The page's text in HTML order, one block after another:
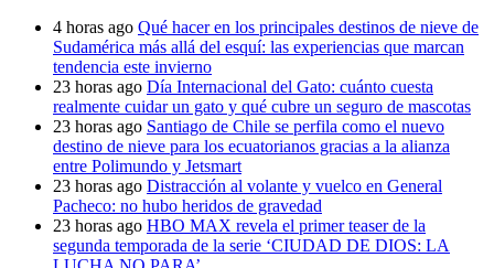
4 horas ago Qué hacer en los principales destinos de nieve de
Sudamérica más allá del esquí: las experiencias que marcan
tendencia este invierno
23 horas ago Día Internacional del Gato: cuánto cuesta
realmente cuidar un gato y qué cubre un seguro de mascotas
23 horas ago Santiago de Chile se perfila como el nuevo
destino de nieve para los ecuatorianos gracias a la alianza
entre Polimundo y Jetsmart
23 horas ago Distracción al volante y vuelco en General
Pacheco: no hubo heridos de gravedad
23 horas ago HBO MAX revela el primer teaser de la
segunda temporada de la serie ‘CIUDAD DE DIOS: LA